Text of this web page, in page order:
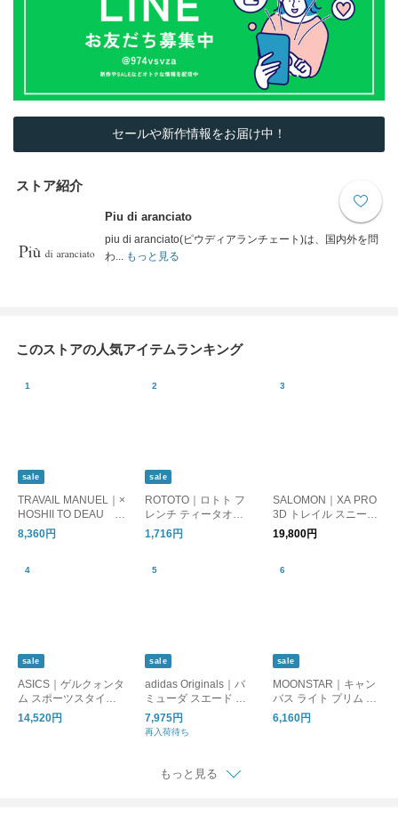
セールや新作情報をお届け中！
ストア紹介
Piu di aranciato
piu di aranciato(ピウディアランチェート)は、国内外を問
わ...もっと見る
このストアの人気アイテムランキング
sale
TRAVAIL MANUEL｜×
HOSHII TO DEAU ar
anciato別注 強撚 クー
ル天竺 アンダー ジョ
-same1-fn
8,360円
sale
ROTOTO｜ロトト フ
レンチ ティータオル
パターン ソックス 靴
下 FRENCH TEATOW
r1652
1,716円
SALOMON｜XA PRO
3D トレイル スニーカ
ー xapro3d【国内8月
7日発売 l49195900】
19,800円
sale
ASICS｜ゲルクォンタ
ム スポーツスタイル
スニーカー GEL-QUA
NTUM 360 I AMP gel-
14,520円
sale
adidas Originals｜バ
ミューダ スエード ス
ニーカー BRMD W br
md-w
7,975円
再入荷待ち
sale
MOONSTAR｜キャン
バス ライト プリム シ
ューズ “LITE PRIM” lit
e-prim
6,160円
もっと見る